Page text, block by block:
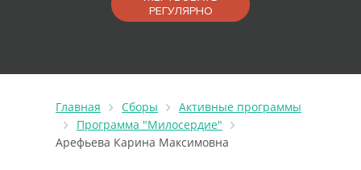
РЕГУЛЯРНО
Главная Сборы
Активные программы
Программа "Милосердие"
Арефьева Карина Максимовна